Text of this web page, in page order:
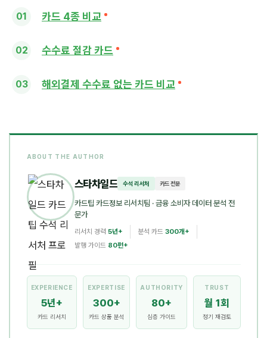
카드 4종 비교
수수료 절감 카드
해외결제 수수료 없는 카드 비교
ABOUT THE AUTHOR
스타차일드 수석 리서처 카드 전문
카드팁 카드정보 리서치팀 · 금융 소비자 데이터 분석 전
문가
리서치 경력 5년+ 분석 카드 300개+
발행 가이드 80편+
EXPERIENCE
5년+
카드 리서치
EXPERTISE
300+
카드 상품 분석
AUTHORITY
80+
심층 가이드
TRUST
월 1회
정기 재검토